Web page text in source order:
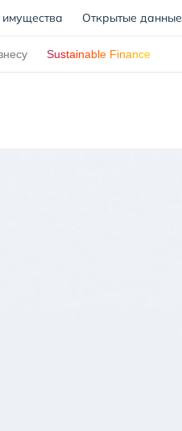
Открытые данные
Sustainable Finance